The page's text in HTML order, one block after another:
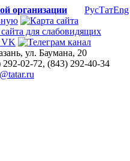
организации РусТатEng
ул. Баумана, 20
292-02-72, (843) 292-40-34